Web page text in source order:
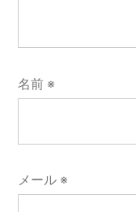
名前 ※
メール ※